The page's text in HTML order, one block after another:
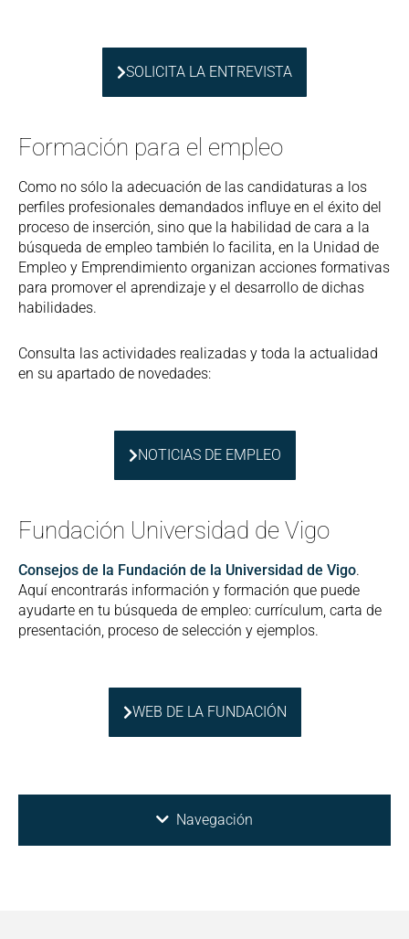
SOLICITA LA ENTREVISTA
Formación para el empleo
Como no sólo la adecuación de las candidaturas a los
perfiles profesionales demandados influye en el éxito del
proceso de inserción, sino que la habilidad de cara a la
búsqueda de empleo también lo facilita, en la Unidad de
Empleo y Emprendimiento organizan acciones formativas
para promover el aprendizaje y el desarrollo de dichas
habilidades.
Consulta las actividades realizadas y toda la actualidad
en su apartado de novedades:
NOTICIAS DE EMPLEO
Fundación Universidad de Vigo
Consejos de la Fundación de la Universidad de Vigo.
Aquí encontrarás información y formación que puede
ayudarte en tu búsqueda de empleo: currículum, carta de
presentación, proceso de selección y ejemplos.
WEB DE LA FUNDACIÓN
Navegación